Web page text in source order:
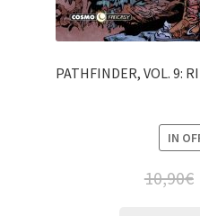
PATHFINDER, VOL. 9:
IN
10,90€